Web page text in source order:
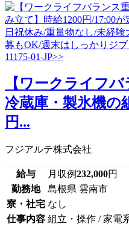
【ワークライフ
冷蔵庫・製氷機の
円...
フジアルテ株式会社
給与 月収例232,000円
勤務地
島根県 雲南市
寮・社宅 なし
仕事内容 組立・操作 / 家電